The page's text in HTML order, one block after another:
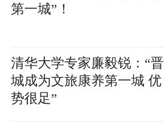
第一城”！
清华大学专家廉毅锐：“晋
城成为文旅康养第一城 优
势很足”